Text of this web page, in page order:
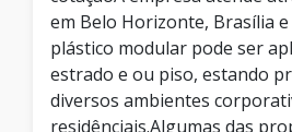
em Belo Horizonte, Brasília e
plástico modular pode ser
estrado e ou piso, estando
diversos ambientes
residênciais.Algumas das